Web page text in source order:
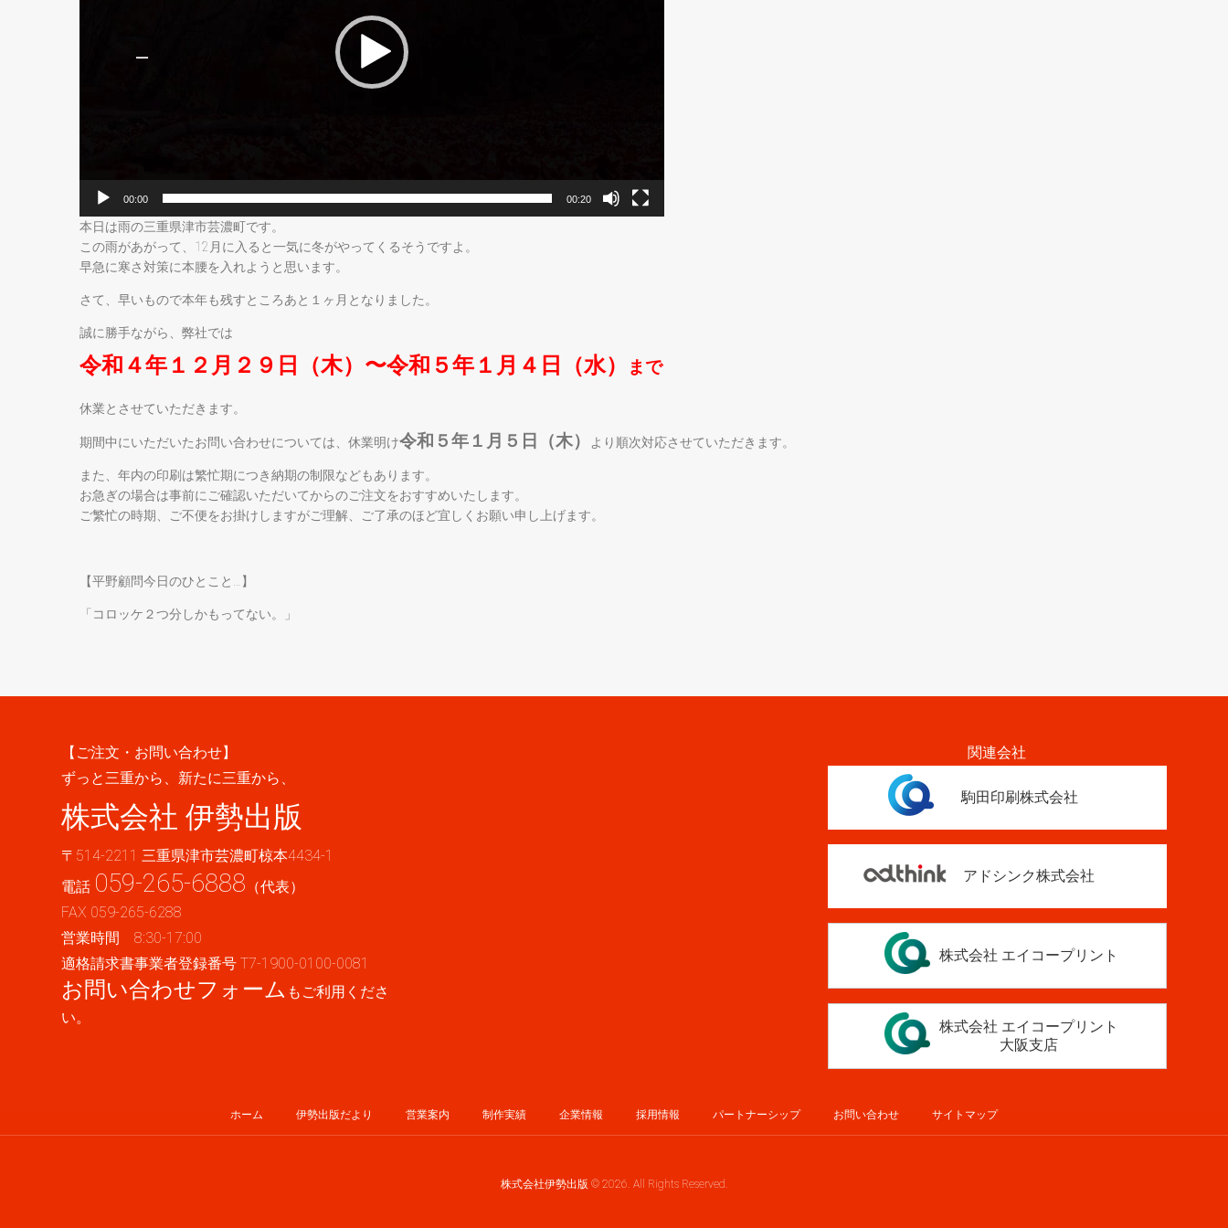
00:00 00:20
本日は雨の三重県津市芸濃町です。
この雨があがって、12月に入ると一気に冬がやってくるそうですよ。
早急に寒さ対策に本腰を入れようと思います。
さて、早いもので本年も残すところあと１ヶ月となりました。
誠に勝手ながら、弊社では
令和４年１２月２９日（木）〜令和５年１月４日（水） まで
休業とさせていただきます。
期間中にいただいたお問い合わせについては、休業明け令和５年１月５日（木） より順次対応させていただきます。
また、年内の印刷は繁忙期につき納期の制限などもあります。
お急ぎの場合は事前にご確認いただいてからのご注文をおすすめいたします。
ご繁忙の時期、ご不便をお掛けしますがご理解、ご了承のほど宜しくお願い申し上げます。
【平野顧問今日のひとこと…】
「コロッケ２つ分しかもってない。」
【ご注文・お問い合わせ】
ずっと三重から、新たに三重から、
株式会社 伊勢出版
〒514-2211 三重県津市芸濃町椋本4434-1
電話 059-265-6888 （代表）
FAX 059-265-6288
営業時間 8:30-17:00
適格請求書事業者登録番号 T7-1900-0100-0081
お問い合わせフォーム もご利用くださ
い。
関連会社
駒田印刷株式会社
アドシンク株式会社
株式会社 エイコープリント
株式会社 エイコープリント
大阪支店
ホーム 伊勢出版だより 営業案内 制作実績 企業情報 採用情報 パートナーシップ お問い合わせ サイトマップ
株式会社伊勢出版 © 2026. All Rights Reserved.